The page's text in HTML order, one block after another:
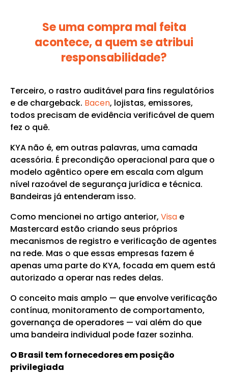
Se uma compra mal feita
acontece, a quem se atribui
responsabilidade?
Terceiro, o rastro auditável para fins regulatórios
e de chargeback. Bacen, lojistas, emissores,
todos precisam de evidência verificável de quem
fez o quê.
KYA não é, em outras palavras, uma camada
acessória. É precondição operacional para que o
modelo agêntico opere em escala com algum
nível razoável de segurança jurídica e técnica.
Bandeiras já entenderam isso.
Como mencionei no artigo anterior, Visae
Mastercard estão criando seus próprios
mecanismos de registro e verificação de agentes
na rede. Mas o que essas empresas fazem é
apenas uma parte do KYA, focada em quem está
autorizado a operar nas redes delas.
O conceito mais amplo — que envolve verificação
contínua, monitoramento de comportamento,
governança de operadores — vai além do que
uma bandeira individual pode fazer sozinha.
O Brasil tem fornecedores em posição
privilegiada